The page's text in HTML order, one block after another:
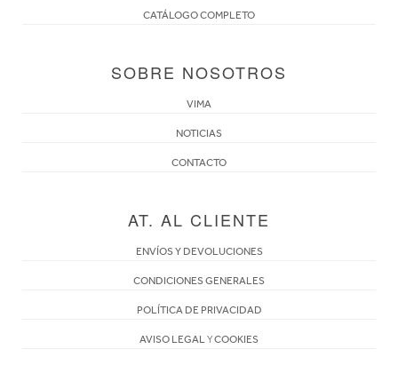
CATÁLOGO COMPLETO
SOBRE NOSOTROS
VIMA
NOTICIAS
CONTACTO
AT. AL CLIENTE
ENVÍOS Y DEVOLUCIONES
CONDICIONES GENERALES
POLÍTICA DE PRIVACIDAD
AVISO LEGALYCOOKIES